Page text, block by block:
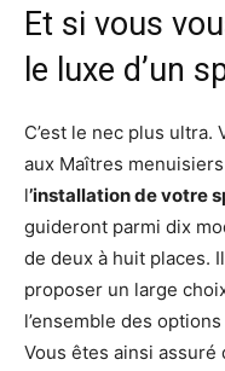
Et si vous
le luxe d’un
C’est le nec plus
aux Maîtres
l’installation de votre
guideront parmi dix
de deux à huit places.
proposer un large
l’ensemble des
Vous êtes ainsi assuré